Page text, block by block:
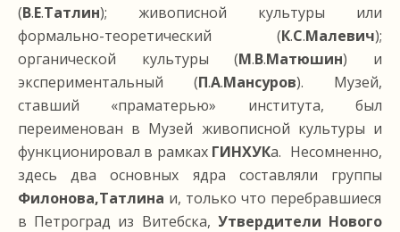
(В.Е.Татлин); живописной культуры или
формально-теоретический (К.С.Малевич);
органической культуры (М.В.Матюшин) и
экспериментальный (П.А.Мансуров). Музей,
ставший «праматерью» института, был
переименован в Музей живописной культуры и
функционировал в рамкахГИНХУКа. Несомненно,
здесь два основных ядра составляли группы
Филонова,Татлина и, только что перебравшиеся
в Петроград из Витебска, Утвердители Нового